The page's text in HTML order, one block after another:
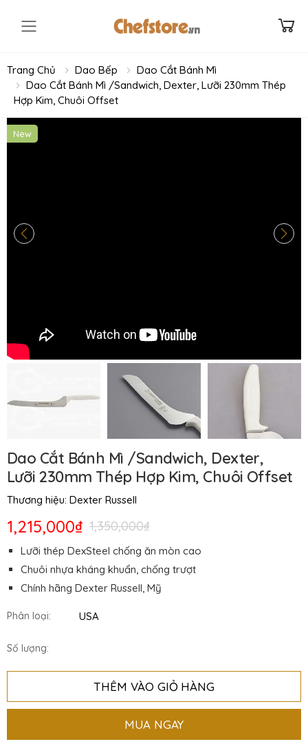
Toggle mobile menu
Trang Chủ Dao Bếp
Dao Cắt Bánh Mì
Dao Cắt Bánh Mì /Sandwich, Dexter, Lưỡi 230mm Thép
Hợp Kim, Chuôi Offset
New
Dao Cắt Bánh Mì /Sandwich, Dexter,
Lưỡi 230mm Thép Hợp Kim, Chuôi Offset
Thương hiệu: Dexter Russell
1,215,000₫ 1,350,000₫
Lưỡi thép DexSteel chống ăn mòn cao
Chuôi nhựa kháng khuẩn, chống trượt
Chính hãng Dexter Russell, Mỹ
Phân loại: USA
Số lượng:
THÊM VÀO GIỎ HÀNG
MUA NGAY